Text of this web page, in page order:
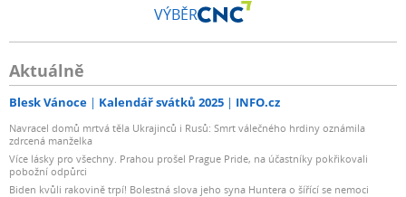
VÝBĚR
Aktuálně
Blesk Vánoce Kalendář svátků 2025 INFO.cz
Navracel domů mrtvá těla Ukrajinců i Rusů: Smrt válečného hrdiny oznámila
zdrcená manželka
Více lásky pro všechny. Prahou prošel Prague Pride, na účastníky pokřikovali
pobožní odpůrci
Biden kvůli rakovině trpí! Bolestná slova jeho syna Huntera o šířící se nemoci